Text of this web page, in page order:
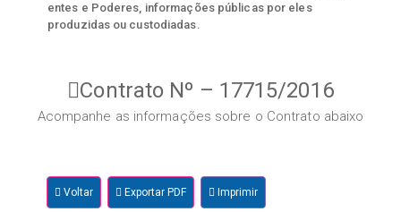
entes e Poderes, informações públicas por eles
produzidas ou custodiadas.
Contrato Nº – 17715/2016
Acompanhe as informações sobre o Contrato abaixo
Voltar Exportar PDF Imprimir